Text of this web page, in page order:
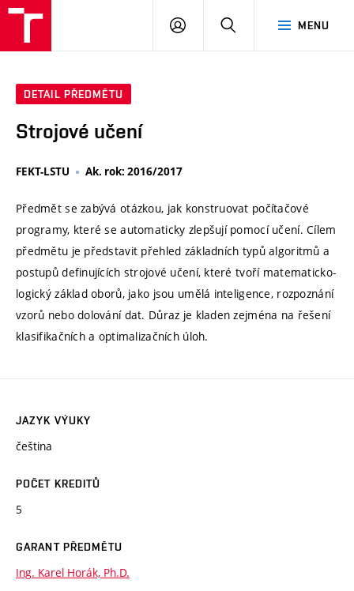
MENU
PŘIHLÁSIT
DETAIL PŘEDMĚTU
Strojové učení
FEKT-LSTU Ak. rok: 2016/2017
Předmět se zabývá otázkou, jak konstruovat počítačové
programy, které se automaticky zlepšují pomocí učení. Cílem
předmětu je představit přehled základních typů algoritmů a
postupů definujících strojové učení, které tvoří matematicko-
logický základ oborů, jako jsou umělá inteligence, rozpoznání
vzorů nebo dolování dat. Důraz je kladen zejména na řešení
klasifikačních a optimalizačních úloh.
JAZYK VÝUKY
čeština
POČET KREDITŮ
5
GARANT PŘEDMĚTU
Ing. Karel Horák, Ph.D.